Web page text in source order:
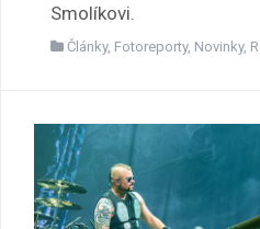
Smolíkovi.
Články, Fotoreporty, Novinky,